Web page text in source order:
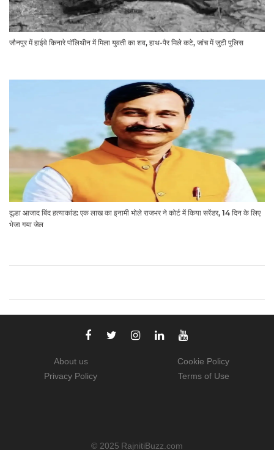
जौनपुर में हाईवे किनारे पॉलिथीन में मिला युवती का शव, हाथ-पैर मिले कटे, जांच में जुटी पुलिस
दूल्हा आजाद बिंद हत्याकांड: एक लाख का इनामी भोले राजभर ने कोर्ट में किया सरेंडर, 14 दिन के लिए
भेजा गया जेल
About us
Privacy Policy
Cookie Policy
Terms of Use
© 2025 RajnitiBuzz.com